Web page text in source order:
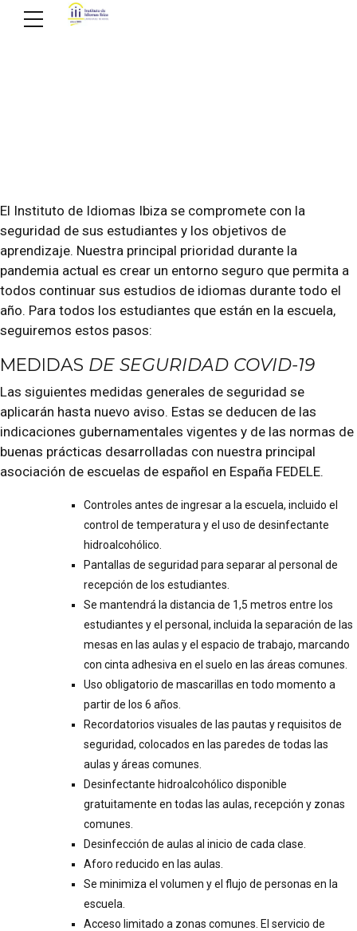
El Instituto de Idiomas Ibiza se compromete con la
seguridad de sus estudiantes y los objetivos de
aprendizaje. Nuestra principal prioridad durante la
pandemia actual es crear un entorno seguro que permita a
todos continuar sus estudios de idiomas durante todo el
año. Para todos los estudiantes que están en la escuela,
seguiremos estos pasos:
MEDIDAS DE SEGURIDAD COVID-19
Las siguientes medidas generales de seguridad se
aplicarán hasta nuevo aviso. Estas se deducen de las
indicaciones gubernamentales vigentes y de las normas de
buenas prácticas desarrolladas con nuestra principal
asociación de escuelas de español en España FEDELE.
Controles antes de ingresar a la escuela, incluido el
control de temperatura y el uso de desinfectante
hidroalcohólico.
Pantallas de seguridad para separar al personal de
recepción de los estudiantes.
Se mantendrá la distancia de 1,5 metros entre los
estudiantes y el personal, incluida la separación de las
mesas en las aulas y el espacio de trabajo, marcando
con cinta adhesiva en el suelo en las áreas comunes.
Uso obligatorio de mascarillas en todo momento a
partir de los 6 años.
Recordatorios visuales de las pautas y requisitos de
seguridad, colocados en las paredes de todas las
aulas y áreas comunes.
Desinfectante hidroalcohólico disponible
gratuitamente en todas las aulas, recepción y zonas
comunes.
Desinfección de aulas al inicio de cada clase.
Aforo reducido en las aulas.
Se minimiza el volumen y el flujo de personas en la
escuela.
Acceso limitado a zonas comunes. El servicio de